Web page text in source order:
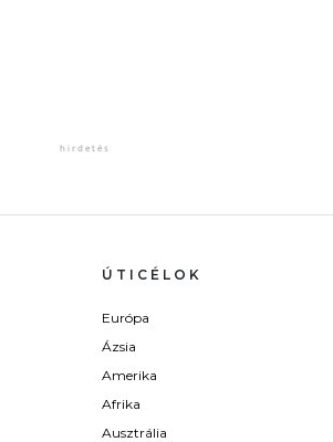
ÚTICÉLOK
Európa
Ázsia
Amerika
Afrika
Ausztrália